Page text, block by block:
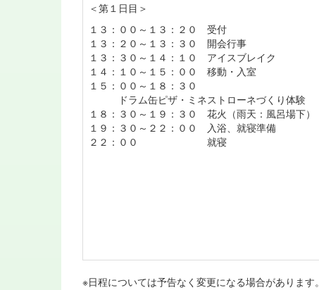
＜第１日目＞
１３：００～１３：２０ 受付
１３：２０～１３：３０ 開会行事
１３：３０～１４：１０ アイスブレイク
１４：１０～１５：００ 移動・入室
１５：００～１８：３０
ドラム缶ピザ・ミネストローネづくり体験
１８：３０～１９：３０ 花火（雨天：風呂場下）
１９：３０～２２：００ 入浴、就寝準備
２２：００ 就寝
※日程については予告なく変更になる場合があります。